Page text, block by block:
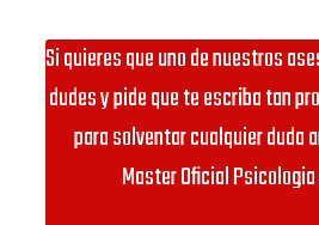
Si quieres que uno de nuestros
dudes y pide que te escriba tan
para solventar cualquier duda
Master Oficial